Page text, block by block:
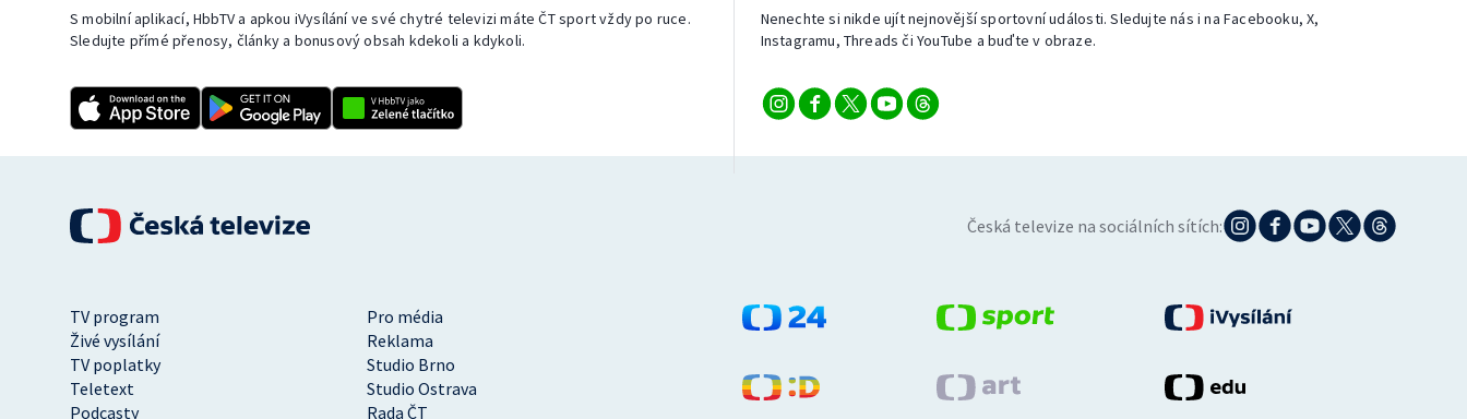
S mobilní aplikací, HbbTV a apkou iVysílání ve své chytré televizi máte ČT sport vždy po ruce.
Sledujte přímé přenosy, články a bonusový obsah kdekoli a kdykoli.
Nenechte si nikde ujít nejnovější sportovní události. Sledujte nás i na Facebooku, X,
Instagramu, Threads či YouTube a buďte v obraze.
Česká televize na sociálních sítích:
TV program
Pro média
Živé vysílání
Reklama
TV poplatky
Studio Brno
Teletext
Studio Ostrava
Podcasty
Rada ČT